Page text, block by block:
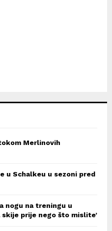
Merlinovih
u Schalkeu u sezoni pred
nogu na treningu u
skije prije nego što mislite’